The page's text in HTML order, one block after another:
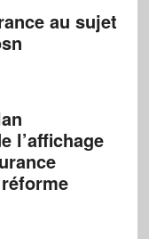
au sujet
l’affichage